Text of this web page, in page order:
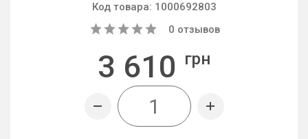
Код товара: 1000692803
0 отзывов
3 610 грн